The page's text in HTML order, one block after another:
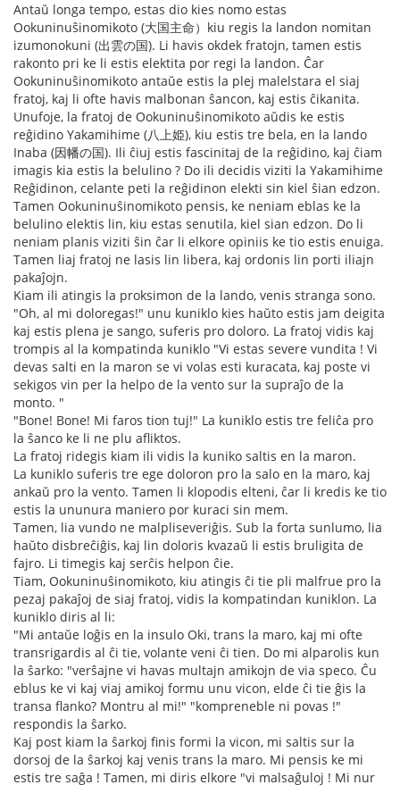
Antaŭ longa tempo, estas dio kies nomo estas
Ookuninuŝinomikoto (大国主命）kiu regis la landon nomitan
izumonokuni (出雲の国). Li havis okdek fratojn, tamen estis
rakonto pri ke li estis elektita por regi la landon. Ĉar
Ookuninuŝinomikoto antaŭe estis la plej malelstara el siaj
fratoj, kaj li ofte havis malbonan ŝancon, kaj estis ĉikanita.
Unufoje, la fratoj de Ookuninuŝinomikoto aŭdis ke estis
reĝidino Yakamihime (八上姫), kiu estis tre bela, en la lando
Inaba (因幡の国). Ili ĉiuj estis fascinitaj de la reĝidino, kaj ĉiam
imagis kia estis la belulino ? Do ili decidis viziti la Yakamihime
Reĝidinon, celante peti la reĝidinon elekti sin kiel ŝian edzon.
Tamen Ookuninuŝinomikoto pensis, ke neniam eblas ke la
belulino elektis lin, kiu estas senutila, kiel sian edzon. Do li
neniam planis viziti ŝin ĉar li elkore opiniis ke tio estis enuiga.
Tamen liaj fratoj ne lasis lin libera, kaj ordonis lin porti iliajn
pakaĵojn.
Kiam ili atingis la proksimon de la lando, venis stranga sono.
"Oh, al mi doloregas!" unu kuniklo kies haŭto estis jam deigita
kaj estis plena je sango, suferis pro doloro. La fratoj vidis kaj
trompis al la kompatinda kuniklo "Vi estas severe vundita ! Vi
devas salti en la maron se vi volas esti kuracata, kaj poste vi
sekigos vin per la helpo de la vento sur la supraĵo de la
monto. "
"Bone! Bone! Mi faros tion tuj!" La kuniklo estis tre feliĉa pro
la ŝanco ke li ne plu afliktos.
La fratoj ridegis kiam ili vidis la kuniko saltis en la maron.
La kuniklo suferis tre ege doloron pro la salo en la maro, kaj
ankaŭ pro la vento. Tamen li klopodis elteni, ĉar li kredis ke tio
estis la ununura maniero por kuraci sin mem.
Tamen, lia vundo ne malpliseveriĝis. Sub la forta sunlumo, lia
haŭto disbreĉiĝis, kaj lin doloris kvazaŭ li estis bruligita de
fajro. Li timegis kaj serĉis helpon ĉie.
Tiam, Ookuninuŝinomikoto, kiu atingis ĉi tie pli malfrue pro la
pezaj pakaĵoj de siaj fratoj, vidis la kompatindan kuniklon. La
kuniklo diris al li:
"Mi antaŭe loĝis en la insulo Oki, trans la maro, kaj mi ofte
transrigardis al ĉi tie, volante veni ĉi tien. Do mi alparolis kun
la ŝarko: "verŝajne vi havas multajn amikojn de via speco. Ĉu
eblus ke vi kaj viaj amikoj formu unu vicon, elde ĉi tie ĝis la
transa flanko? Montru al mi!" "kompreneble ni povas !"
respondis la ŝarko.
Kaj post kiam la ŝarkoj finis formi la vicon, mi saltis sur la
dorsoj de la ŝarkoj kaj venis trans la maro. Mi pensis ke mi
estis tre saĝa ! Tamen, mi diris elkore "vi malsaĝuloj ! Mi nur